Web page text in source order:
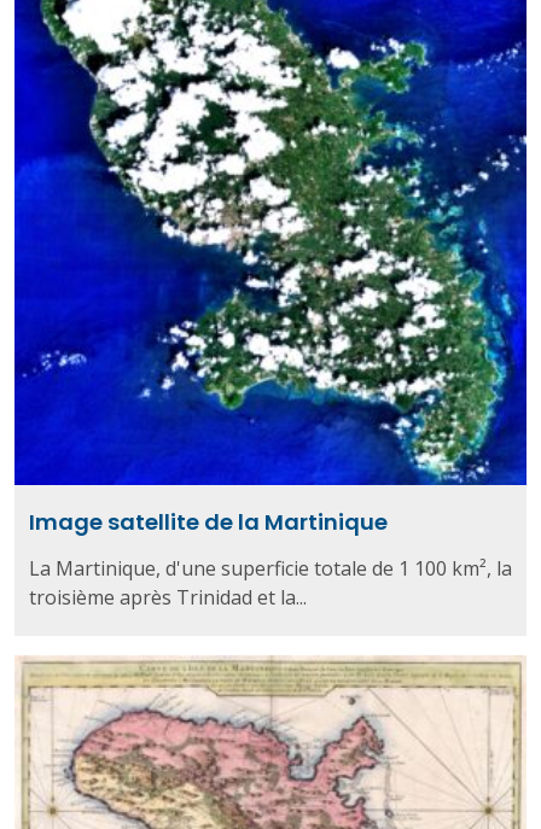
Image satellite de la Martinique
La Martinique, d'une superficie totale de 1 100 km², la
troisième après Trinidad et la...